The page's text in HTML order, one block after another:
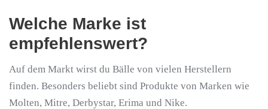
Welche Marke ist
empfehlenswert?
Auf dem Markt wirst du Bälle von vielen Herstellern
finden. Besonders beliebt sind Produkte von Marken wie
Molten, Mitre, Derbystar, Erima und Nike.